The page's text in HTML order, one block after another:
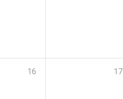
16 17